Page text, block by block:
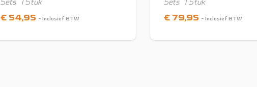
Sets 1 Stuk
€54,95 - Inclusief BTW
Sets 1 Stuk
€79,95 - Inclusief BTW